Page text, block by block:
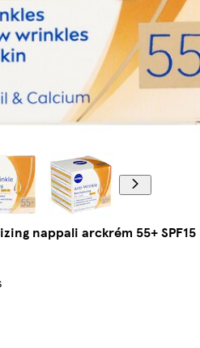
nappali arckrém 55+ SPF15